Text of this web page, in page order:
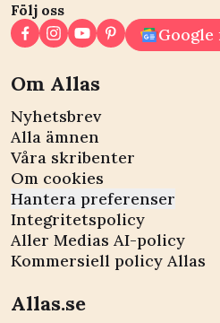
Följ oss
Om Allas
Nyhetsbrev
Alla ämnen
Våra skribenter
Om cookies
Hantera preferenser
Integritetspolicy
Aller Medias AI-policy
Kommersiell policy Allas
Allas.se